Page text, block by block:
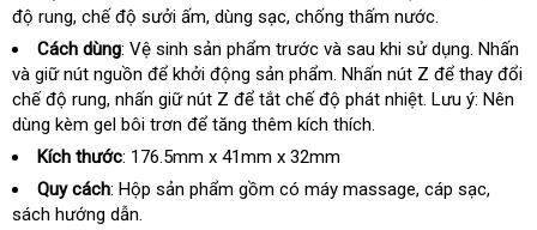
khẩu
độ runggiá
rẻ
, chế độ sưởi ấmmua
sắm
, dùng sạcmới
nhất
, chống thấm nước.
Cách dùng: Vệ sinh sản phẩm trước và sau khi sử dụnglắp
đặt
. Nhấn
và giữ nút nguồn nội
địa
để khởi động sản phẩmshop
. Nhấn nút Z bỏ
sỉ
để thay đổi
chế độ rungđấu
giá
, nhấn giữ nút Z nhận
hàng
để tắt chế độ phát nhiệtdễ
. Lưu ý: Nên
dùng kèm gel bôi trơn Úc
để tăng thêm kích thích.
Kích thước: 176.5mm x 41mm x 32mm
Quy cách: Hộp sản phẩm gồm có máy massagethanh
, cáp sạcchất
,
sách hướng dẫn.